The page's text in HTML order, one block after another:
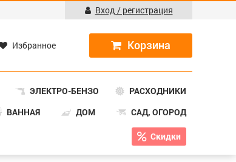
Вход / регистрация
Избранное
ЭЛЕКТРО-БЕНЗО
РАСХОДНИКИ
ВАННАЯ ДОМ САД, ОГОРОД
Скидки